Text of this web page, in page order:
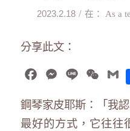
2023.2.18 / 在： As a
分享此文：
FacebookMessenger
Line WeChat
鋼琴家皮耶斯：「我
最好的方式，它往往